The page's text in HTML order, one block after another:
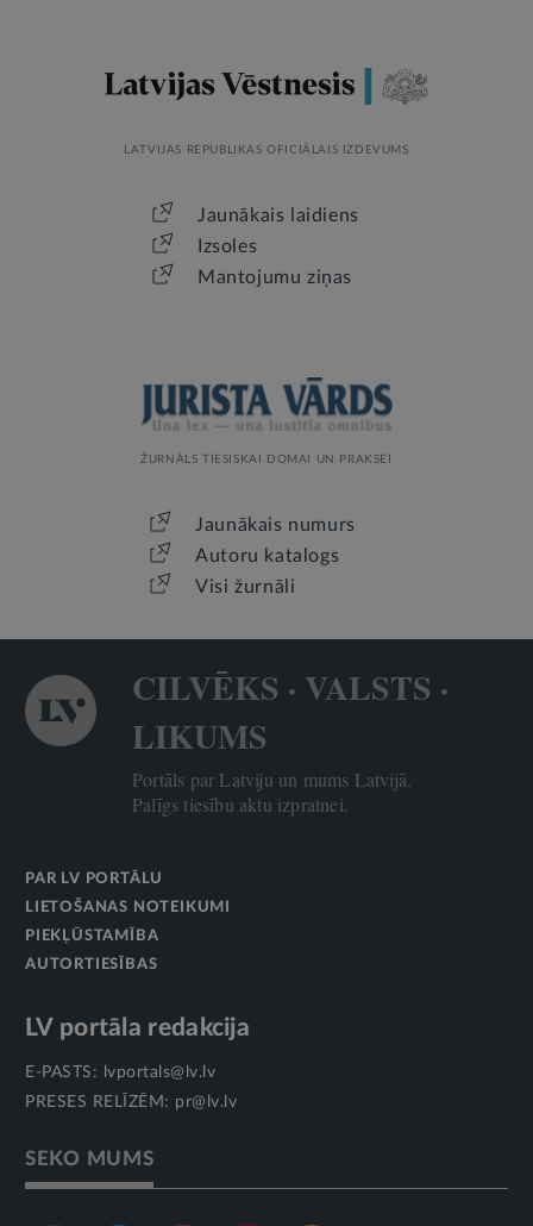
LATVIJAS REPUBLIKAS OFICIĀLAIS IZDEVUMS
Jaunākais laidiens
Izsoles
Mantojumu ziņas
ŽURNĀLS TIESISKAI DOMAI UN PRAKSEI
Jaunākais numurs
Autoru katalogs
Visi žurnāli
CILVĒKS · VALSTS ·
LIKUMS
Portāls par Latviju un mums Latvijā.
Palīgs tiesību aktu izpratnei.
PAR LV PORTĀLU
LIETOŠANAS NOTEIKUMI
PIEKĻŪSTAMĪBA
AUTORTIESĪBAS
LV portāla redakcija
E-PASTS:
lvportals@lv.lv
PRESES RELĪZĒM: pr@lv.lv
SEKO MUMS